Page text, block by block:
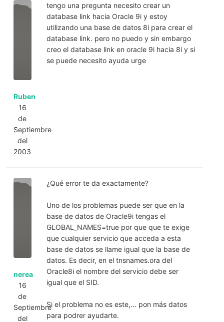
Ruben
16
de
Septiembre
del
2003
tengo una pregunta necesito crear un
database link hacia Oracle 9i y estoy
utilizando una base de datos 8i para crear el
database link. pero no puedo y sin embargo
creo el database link en oracle 9i hacia 8i y si
se puede necesito ayuda urge
nerea
16
de
Septiembre
del
¿Qué error te da exactamente?
Uno de los problemas puede ser que en la
base de datos de Oracle9i tengas el
GLOBAL_NAMES=true por que que te exige
que cualquier servicio que acceda a esta
base de datos se llame igual que la base de
datos. Es decir, en el tnsnames.ora del
Oracle8i el nombre del servicio debe ser
igual que el SID.
Si el problema no es este,... pon más datos
para podrer ayudarte.